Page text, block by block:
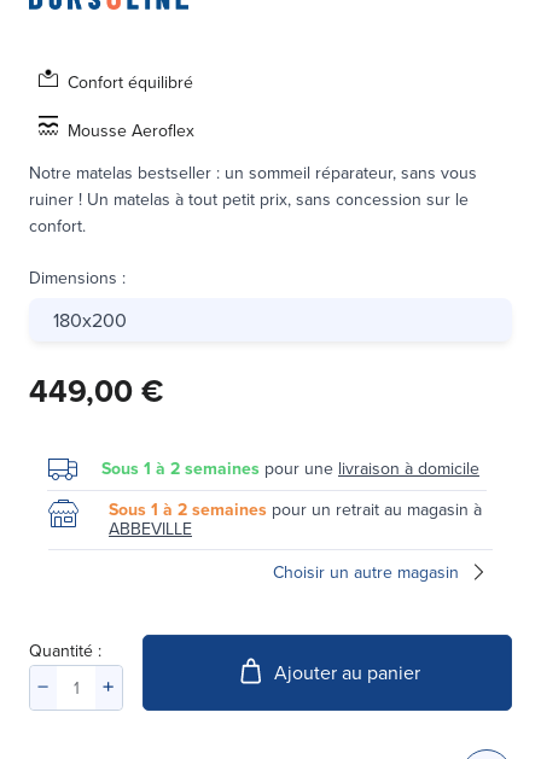
Confort équilibré
Mousse Aeroflex
Notre matelas bestseller : un sommeil réparateur, sans vous
ruiner ! Un matelas à tout petit prix, sans concession sur le
confort.
Dimensions :
180x200
449,00 €
Sous 1 à 2 semaines pour une livraison à domicile
Sous 1 à 2 semaines pour un retrait au magasin à
ABBEVILLE
Choisir un autre magasin
Quantité :
Ajouter au panier